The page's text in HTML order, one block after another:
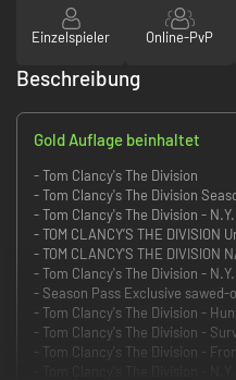
Einzelspieler Online-PvP
Beschreibung
Gold Auflage beinhaltet
- Tom Clancy's The Division
- Tom Clancy's The Division
- Tom Clancy's The Division -
- TOM CLANCY’S THE DIVISION
- TOM CLANCY'S THE DIVISION
- Tom Clancy's The Division -
- Season Pass Exclusive
- Tom Clancy's The Division -
- Tom Clancy's The Division -
- Tom Clancy's The Division -